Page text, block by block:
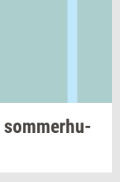
som­mer­hu­